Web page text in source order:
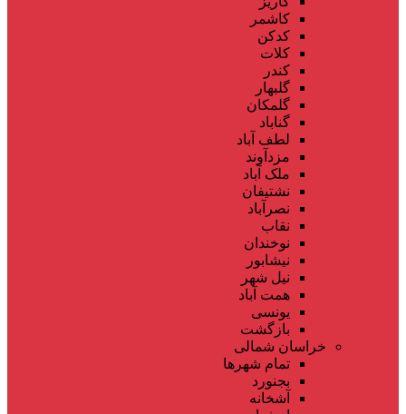
کاشمر
کدکن
کلات
کندر
گلبهار
گلمکان
گناباد
لطف آباد
مزدآوند
ملک آباد
نشتیفان
نصرآباد
نقاب
نوخندان
نیشابور
نیل شهر
همت آباد
یونسی
بازگشت
خراسان شمالی
تمام شهر‌ها
بجنورد
آشخانه